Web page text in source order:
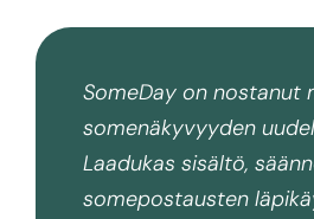
SomeDay on nostanut
somenäkyvyyden
Laadukas sisältö,
somepostausten